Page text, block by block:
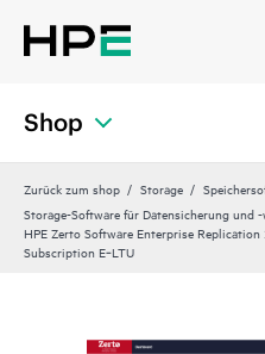
Shop
Zurück zum shop Storage
Storage-Software für Datensicherung und
HPE Zerto Software Enterprise
Subscription E‑LTU